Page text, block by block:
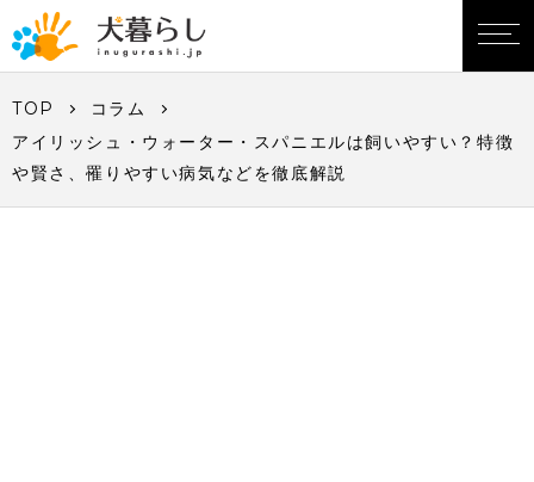
TOP
コラム
アイリッシュ・ウォーター・スパニエルは飼いやすい？特徴
や賢さ、罹りやすい病気などを徹底解説